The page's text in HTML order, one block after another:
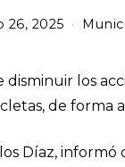
26, 2025
los
de forma
Díaz, informó